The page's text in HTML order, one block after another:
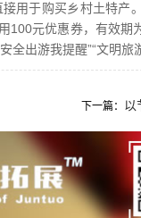
用于购买乡村土特
100元优惠券，有效
全出游我提醒”“文明
下一篇： 以